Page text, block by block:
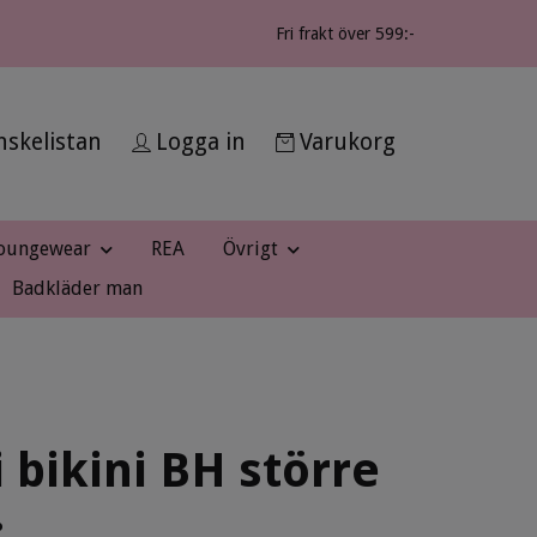
Fri frakt över 599:-
Logga in Varukorg
REA
Övrigt
Badkläder man
bikini BH större